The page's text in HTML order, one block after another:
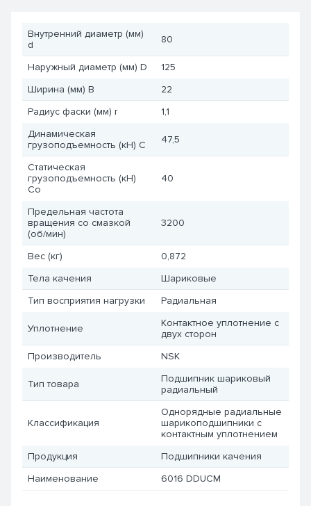
Внутренний диаметр (мм)
d
80
Наружный диаметр (мм) D
125
Ширина (мм) B
22
Радиус фаски (мм) r
1,1
Динамическая
грузоподъемность (кН) C
47,5
Статическая
грузоподъемность (кН)
Co
40
Предельная частота
вращения со смазкой
(об/мин)
3200
Вес (кг)
0,872
Тела качения
Шариковые
Тип восприятия нагрузки
Радиальная
Уплотнение
Контактное уплотнение с
двух сторон
Производитель
NSK
Тип товара
Подшипник шариковый
радиальный
Классификация
Однорядные радиальные
шарикоподшипники с
контактным уплотнением
Продукция
Подшипники качения
Наименование
6016 DDUCM